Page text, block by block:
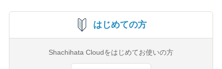
はじめての方
Shachihata Cloudをはじめてお使いの方